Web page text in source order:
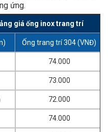
ứng.
giá ống inox trang trí
Ống trang trí 304 (VNĐ)
74.000
73.000
72.000
74.000